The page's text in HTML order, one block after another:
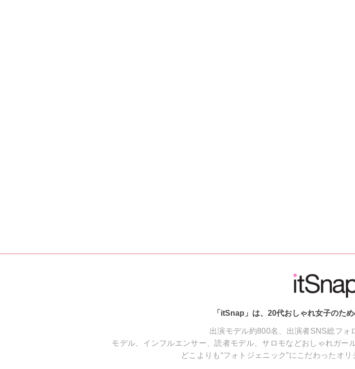
「itSnap」は、20代おしゃれ女子のた
出演モデル約800名、出演者SNS総フォ
モデル、インフルエンサー、読者モデル、サロモなどおしゃれガー
どこよりも“フォトジェニック”にこだわったオ